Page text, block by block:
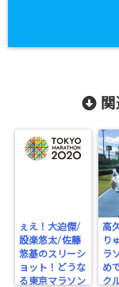
関
ぇえ！大迫傑/
設楽悠太/佐藤
悠基のスリーシ
ョット！どうな
る東京マラソン
高
り
ラ
め
ク